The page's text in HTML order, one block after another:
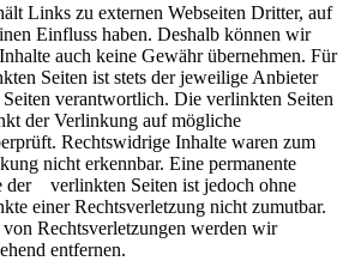
Links zu externen Webseiten Dritter, auf
Einfluss haben. Deshalb können wir
auch keine Gewähr übernehmen. Für
Seiten ist stets der jeweilige Anbieter
verantwortlich. Die verlinkten Seiten
der Verlinkung auf mögliche
Rechtswidrige Inhalte waren zum
nicht erkennbar. Eine permanente
der verlinkten Seiten ist jedoch ohne
einer Rechtsverletzung nicht zumutbar.
Rechtsverletzungen werden wir
entfernen.